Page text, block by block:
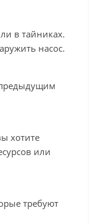
в тайниках.
насос.
хотите
или
требуют